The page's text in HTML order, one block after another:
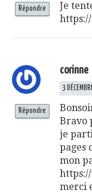
Je
Répondre
corinne
3
Bravo
je
pages
mon
merci
Répondre